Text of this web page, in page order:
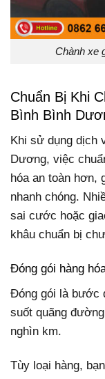
Chành xe
Chuẩn Bị Khi
Bình Bình
Khi sử dụng dịch
Dương, việc
hóa an toàn hơn,
nhanh chóng.
sai cước hoặc
khâu chuẩn bị
Đóng gói hàng
Đóng gói là bước
suốt quãng
nghìn km.
Tùy loại hàng,